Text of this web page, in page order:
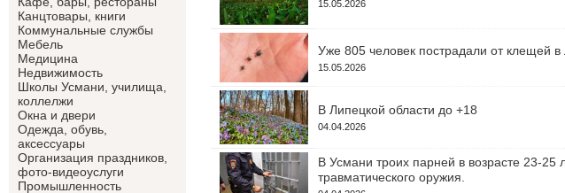
Канцтовары, книги
Коммунальные службы
Мебель
Медицина
Недвижимость
Школы Усмани, училища,
коллелжи
Окна и двери
Одежда, обувь,
аксессуары
Организация праздников,
фото-видеоуслуги
Промышленность
15.05.2026
Уже 805 человек пострадали от клещей в
15.05.2026
В Липецкой области до +18
04.04.2026
В Усмани троих парней в возрасте 23-25
травматического оружия.